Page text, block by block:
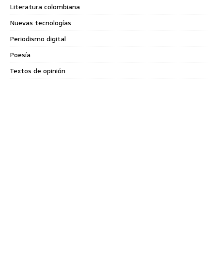
Literatura colombiana
Nuevas tecnologías
Periodismo digital
Poesía
Textos de opinión